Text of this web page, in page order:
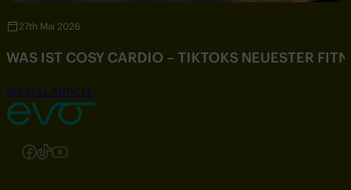
27th Mai 2026
WAS IST COSY CARDIO – TIKTOKS NEUESTER
SEE FULL ARTICLE
Folgen Sie uns auf Instagram
Folgen Sie uns auf Facebook
Folgen Sie uns auf TikTok
Folgen Sie uns auf YouTube